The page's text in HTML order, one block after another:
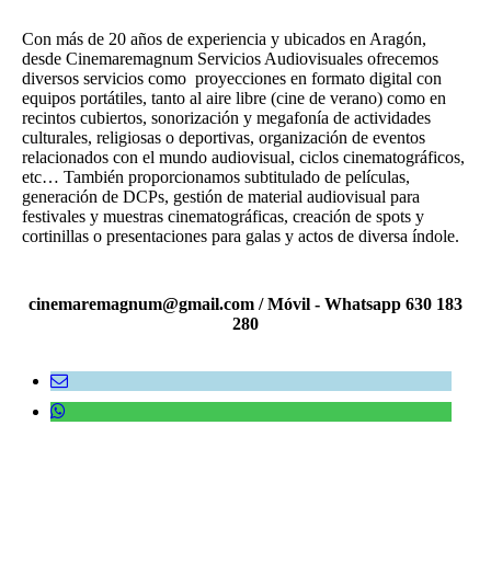
Con más de 20 años de experiencia y ubicados en Aragón,
desde Cinemaremagnum Servicios Audiovisuales ofrecemos
diversos servicios como proyecciones en formato digital con
equipos portátiles, tanto al aire libre (cine de verano) como en
recintos cubiertos, sonorización y megafonía de actividades
culturales, religiosas o deportivas, organización de eventos
relacionados con el mundo audiovisual, ciclos cinematográficos,
etc… También proporcionamos subtitulado de películas,
generación de DCPs, gestión de material audiovisual para
festivales y muestras cinematográficas, creación de spots y
cortinillas o presentaciones para galas y actos de diversa índole.
cinemaremagnum@gmail.com / Móvil - Whatsapp 630 183
280